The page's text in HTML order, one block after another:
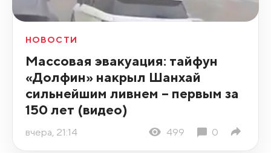
НОВОСТИ
Массовая эвакуация: тайфун
«Долфин» накрыл Шанхай
сильнейшим ливнем – первым за
150 лет (видео)
вчера, 21:14 499 0